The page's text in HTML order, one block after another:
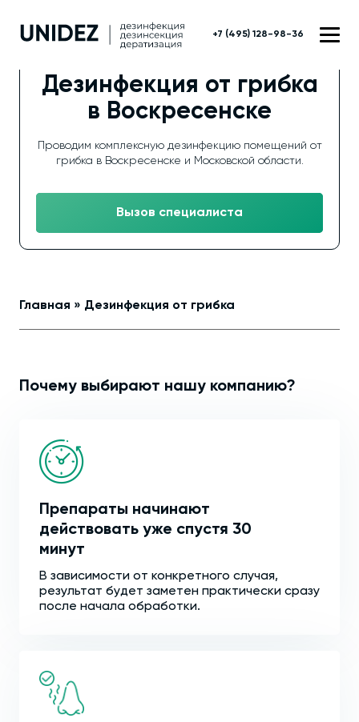
+7 (495) 128-98-36
Дезинфекция от грибка
в Воскресенске
Проводим комплексную дезинфекцию помещений от
грибка в Воскресенске и Московской области.
Вызов специалиста
Главная » Дезинфекция от грибка
Почему выбирают нашу компанию?
Препараты начинают
действовать уже спустя 30
минут
В зависимости от конкретного случая,
результат будет заметен практически сразу
после начала обработки.